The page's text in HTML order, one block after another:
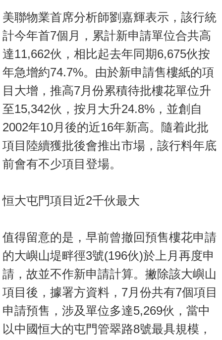
置
業
手
關
於
我
們
美聯物業首席分析師劉嘉輝表示，該行統
計今年首7個月，累計新申請單位合共高
達11,662伙，相比起去年同期6,675伙按
年急增約74.7%。由於新申請售樓紙的項
目大增，推高7月份累積待批樓花單位升
至15,342伙，按月大升24.8%，並創自
2002年10月後的近16年新高。隨着此批
項目陸續獲批後會推出市場，該行料年底
前會有不少項目登場。
恒大屯門項目近2千伙最大
值得留意的是，早前曾撤回預售樓花申請
的大嶼山堤畔徑3號(196伙)於上月再度申
請，故並不作新申請計算。撇除該大嶼山
項目後，據署方資料，7月份共有7個項目
申請預售，涉及單位多達5,269伙，當中
以中國恒大的屯門管翠路8號最具規模，